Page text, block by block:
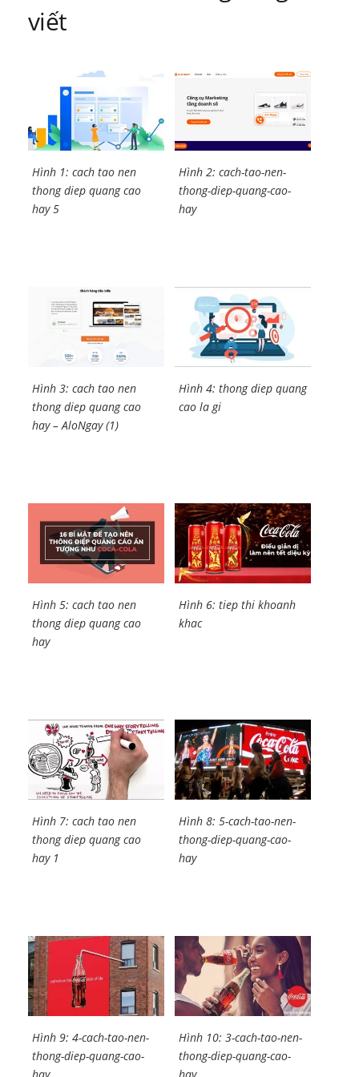
viết
Hình 1: cach tao nen
thong diep quang cao
hay 5
Hình 2: cach-tao-nen-
thong-diep-quang-cao-
hay
Hình 3: cach tao nen
thong diep quang cao
hay – AloNgay (1)
Hình 4: thong diep quang
cao la gi
Hình 5: cach tao nen
thong diep quang cao
hay
Hình 6: tiep thi khoanh
khac
Hình 7: cach tao nen
thong diep quang cao
hay 1
Hình 8: 5-cach-tao-nen-
thong-diep-quang-cao-
hay
Hình 9: 4-cach-tao-nen-
thong-diep-quang-cao-
Hình 10: 3-cach-tao-nen-
thong-diep-quang-cao-